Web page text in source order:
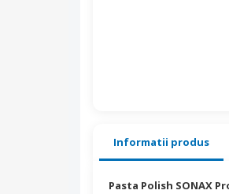
Informatii produs
Pasta Polish SONAX